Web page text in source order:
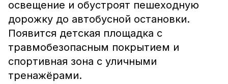
освещение и обустроят пешеходную
дорожку до автобусной остановки.
Появится детская площадка с
травмобезопасным покрытием и
спортивная зона с уличными
тренажёрами.